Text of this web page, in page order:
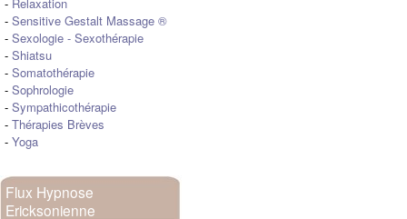
- Sensitive Gestalt Massage ®
- Sexologie - Sexothérapie
- Shiatsu
- Somatothérapie
- Sophrologie
- Sympathicothérapie
- Thérapies Brèves
- Yoga
Flux Hypnose
Ericksonienne